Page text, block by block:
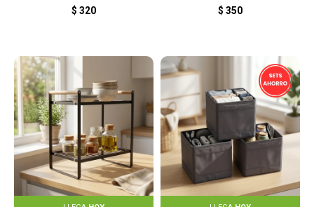
GRIS
$ 320
14x14x11cm/28x14x11cm
$ 350